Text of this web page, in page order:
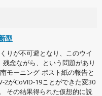
型
りが不可避となり、このウイ
残念ながら、という問題があり
モーニング-ポスト紙の報告と
2がCoVID-19ことができた変30
その結果得られた仮想的に説